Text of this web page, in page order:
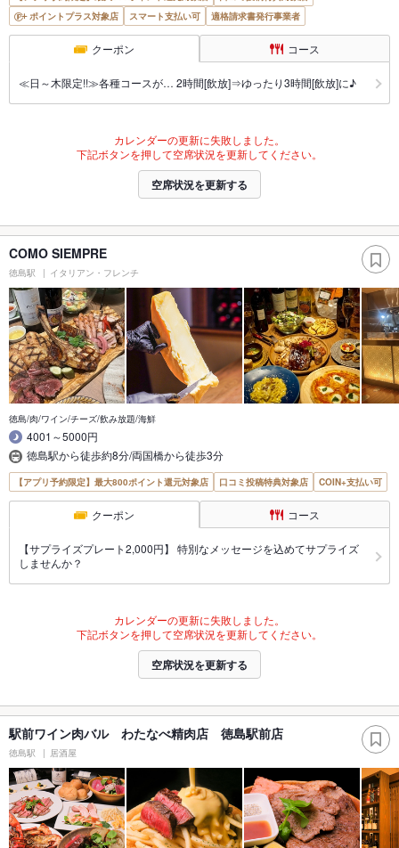
ポイントプラス対象店
スマート支払い可 適格請求書発行事業者
クーポン コース
≪日～木限定!!≫各種コースが… 2時間[飲放]⇒ゆったり3時間[飲放]に♪
カレンダーの更新に失敗しました。
下記ボタンを押して空席状況を更新してください。
空席状況を更新する
COMO SIEMPRE
徳島駅 イタリアン・フレンチ
徳島/肉/ワイン/チーズ/飲み放題/海鮮
4001～5000円
徳島駅から徒歩約8分/両国橋から徒歩3分
【アプリ予約限定】最大800ポイント還元対象店 口コミ投稿特典対象店 COIN+支払い可
クーポン コース
【サプライズプレート2,000円】 特別なメッセージを込めてサプライズ
しませんか？
カレンダーの更新に失敗しました。
下記ボタンを押して空席状況を更新してください。
空席状況を更新する
駅前ワイン肉バル わたなべ精肉店 徳島駅前店
徳島駅 居酒屋